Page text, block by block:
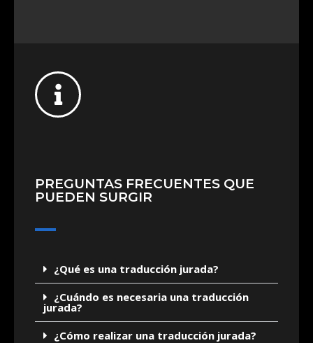
PREGUNTAS FRECUENTES QUE
PUEDEN SURGIR
¿Qué es una traducción jurada?
¿Cuándo es necesaria una traducción
jurada?
¿Cómo realizar una traducción jurada?